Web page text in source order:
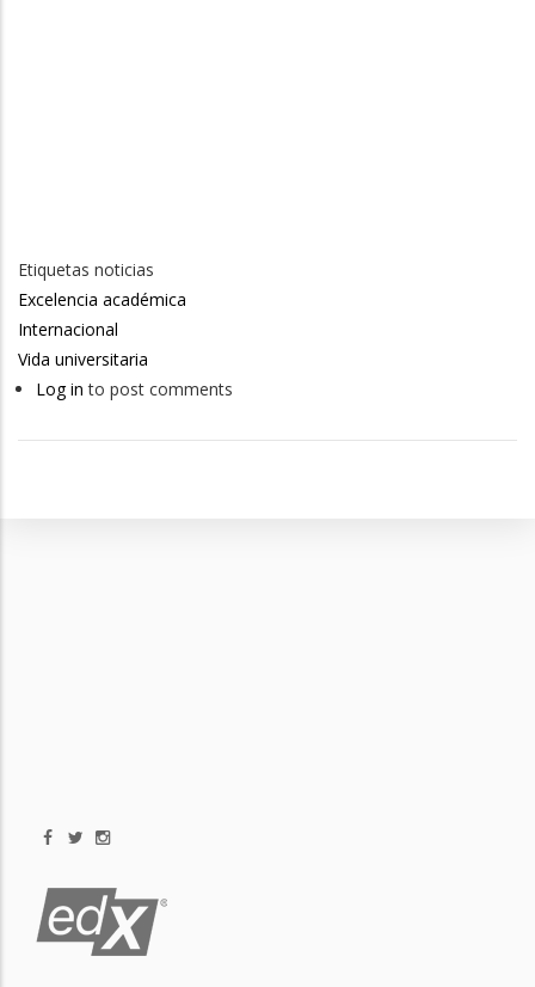
Etiquetas noticias
Excelencia académica
Internacional
Vida universitaria
Log in to post comments